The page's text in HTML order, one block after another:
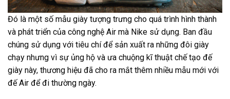
Đó là một số mẫu giày tượng trưng cho quá trình hình thành
và phát triển của công nghệ Air mà Nike sử dụng. Ban đầu
chúng sử dụng với tiêu chí để sản xuất ra những đôi giày
chạy nhưng vì sự ủng hộ và ưa chuộng kĩ thuật chế tạo đế
giày này, thương hiệu đã cho ra mắt thêm nhiều mẫu mới với
đế Air để đi thường ngày.